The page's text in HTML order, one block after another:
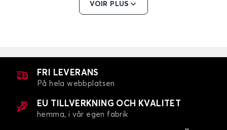
CARAVELLE
VOIR PLUS
FRI LEVERANS
På hela webbplatsen
EU TILLVERKNING OCH KVALITET
hemma, i vår egen fabrik